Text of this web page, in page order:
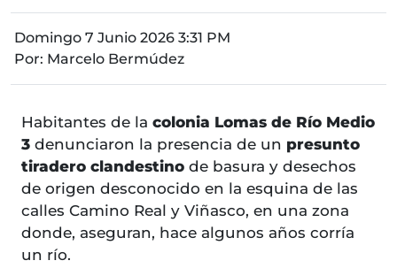
Domingo 7 Junio 2026 3:31 PM
Por: Marcelo Bermúdez
Habitantes de la colonia Lomas de Río Medio
3 denunciaron la presencia de un presunto
tiradero clandestino de basura y desechos
de origen desconocido en la esquina de las
calles Camino Real y Viñasco, en una zona
donde, aseguran, hace algunos años corría
un río.